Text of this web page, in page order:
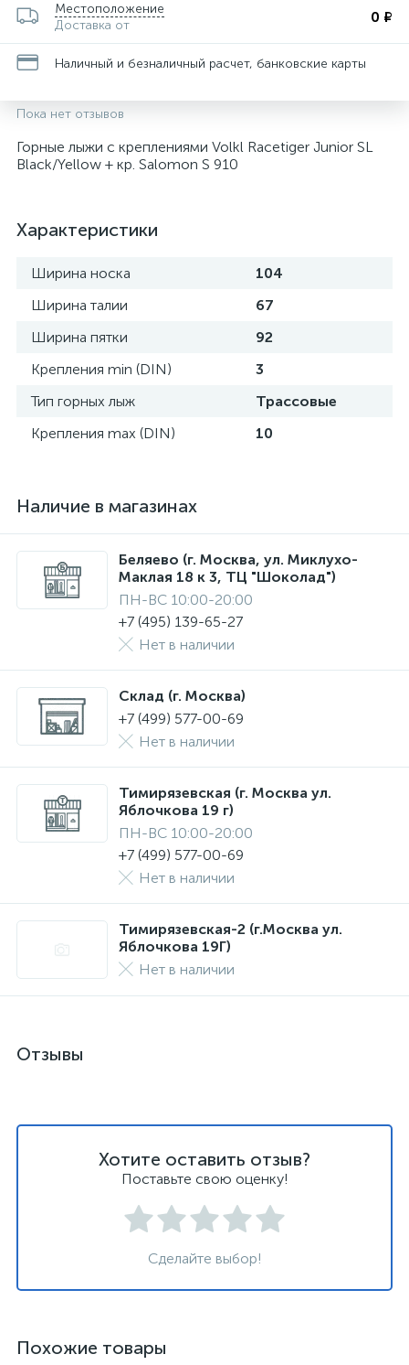
Местоположение
Доставка от
0 ₽
Наличный и безналичный расчет, банковские карты
Пока нет отзывов
Горные лыжи с креплениями Volkl Racetiger Junior SL
Black/Yellow + кр. Salomon S 910
Характеристики
Ширина носка
104
Ширина талии
67
Ширина пятки
92
Крепления min (DIN)
3
Тип горных лыж
Трассовые
Крепления max (DIN)
10
Наличие в магазинах
Беляево (г. Москва, ул. Миклухо-
Маклая 18 к 3, ТЦ "Шоколад")
ПН-ВС 10:00-20:00
+7 (495) 139-65-27
Нет в наличии
Склад (г. Москва)
+7 (499) 577-00-69
Нет в наличии
Тимирязевская (г. Москва ул.
Яблочкова 19 г)
ПН-ВС 10:00-20:00
+7 (499) 577-00-69
Нет в наличии
Тимирязевская-2 (г.Москва ул.
Яблочкова 19Г)
Нет в наличии
Отзывы
Хотите оставить отзыв?
Поставьте свою оценку!
Сделайте выбор!
Похожие товары